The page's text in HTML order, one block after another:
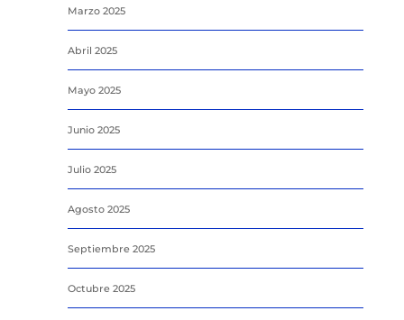
Marzo 2025
Abril 2025
Mayo 2025
Junio 2025
Julio 2025
Agosto 2025
Septiembre 2025
Octubre 2025